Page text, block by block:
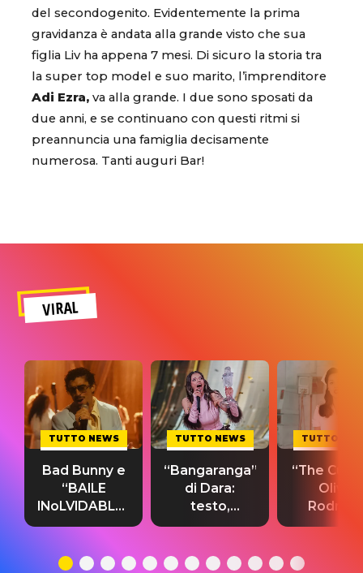
del secondogenito. Evidentemente la prima
gravidanza è andata alla grande visto che sua
figlia Liv ha appena 7 mesi. Di sicuro la storia tra
la super top model e suo marito, l’imprenditore
Adi Ezra, va alla grande. I due sono sposati da
due anni, e se continuano con questi ritmi si
preannuncia una famiglia decisamente
numerosa. Tanti auguri Bar!
VIRAL
TUTTO NEWS
Bad Bunny e
“BAILE
INoLVIDABLE”:
testo,
significato
TUTTO NEWS
“Bangaranga”
di Dara:
testo,
traduzione e
del singolo
TUTTO
“The
Olivia
testo,